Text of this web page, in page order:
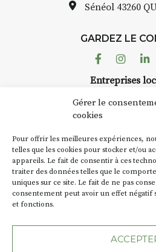
Gérer le
cookies
Pour offrir les meilleures expériences,
telles que les cookies pour stocker et/ou
appareils. Le fait de consentir à ces
traiter des données telles que le
uniques sur ce site. Le fait de ne pas
consentement peut avoir un effet négatif
et fonctions.
Sénéol 43260
GARDEZ LE
Facebook
Entreprises
Suivez toute l'actu